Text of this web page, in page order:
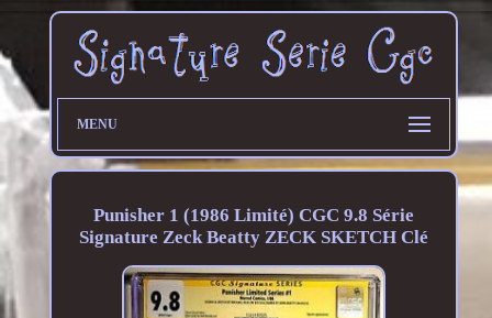
MENU
Punisher 1 (1986 Limité) CGC 9.8 Série
Signature Zeck Beatty ZECK SKETCH Clé